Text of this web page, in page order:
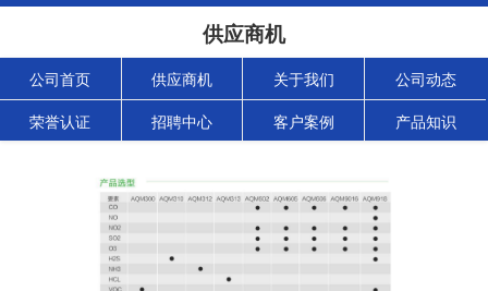
供应商机
公司首页 供应商机 关于我们 公司动态
荣誉认证 招聘中心 客户案例 产品知识